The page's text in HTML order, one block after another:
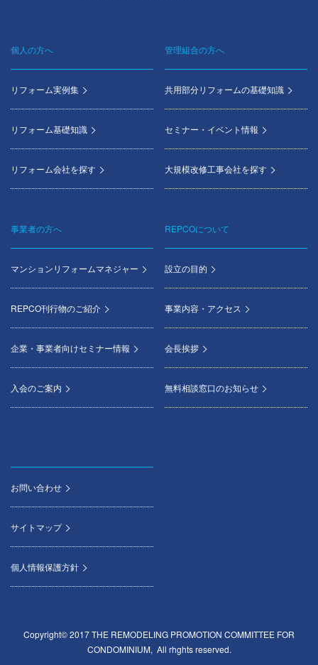
Footer
menu
個人の方へ
リフォーム実例集
リフォーム基礎知識
リフォーム会社を探す
管理組合の方へ
共用部分リフォームの基礎知識
セミナー・イベント情報
大規模改修工事会社を探す
事業者の方へ
マンションリフォームマネジャー
REPCO刊行物のご紹介
企業・事業者向けセミナー情報
入会のご案内
REPCOについて
設立の目的
事業内容・アクセス
会長挨拶
無料相談窓口のお知らせ
お問い合わせ
サイトマップ
個人情報保護方針
Copyright© 2017 THE REMODELING PROMOTION COMMITTEE FOR
CONDOMINIUM, All rhghts reserved.